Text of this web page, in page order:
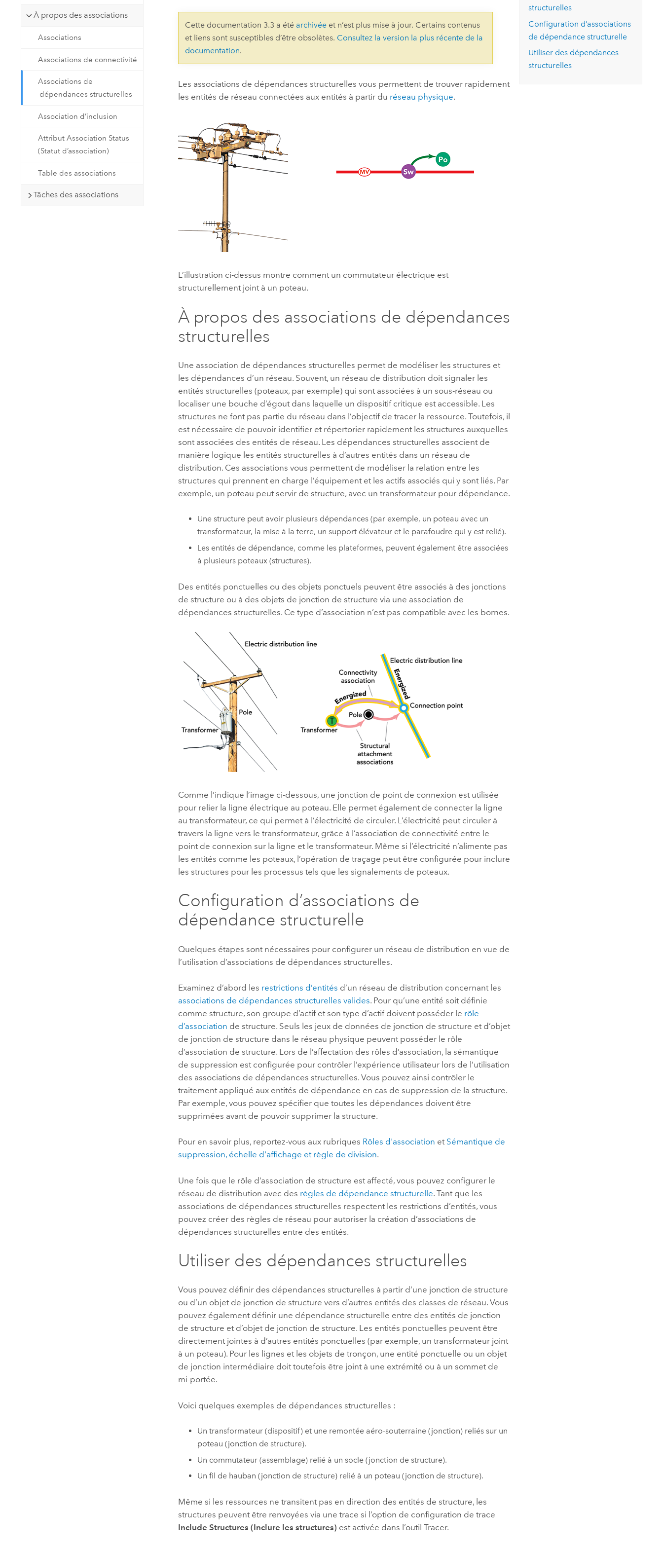
Technologie Developer
cartographie et d’analyse spatiale
Tous les produits
Découvrir ArcGIS Pro
Explorer ce cours
professionnels et
technologiques
perspectives et
tendances de
l’univers
Tous les récits
Lire le récit
À propos des associations
Associations
Associations de connectivité
Associations de
dépendances structurelles
Association d’inclusion
Attribut Association Status
(Statut d’association)
Table des associations
Tâches des associations
Cette documentation 3.3 a été archivée et n’est plus mise à jour. Certains contenus
et liens sont susceptibles d’être obsolètes. Consultez la version la plus récente de la
documentation.
Les associations de dépendances structurelles vous permettent de trouver rapidement
les entités de réseau connectées aux entités à partir du réseau physique.
L’illustration ci-dessus montre comment un commutateur électrique est
structurellement joint à un poteau.
À propos des associations de dépendances
structurelles
Une association de dépendances structurelles permet de modéliser les structures et
les dépendances d’un réseau. Souvent, un réseau de distribution doit signaler les
entités structurelles (poteaux, par exemple) qui sont associées à un sous-réseau ou
localiser une bouche d’égout dans laquelle un dispositif critique est accessible. Les
structures ne font pas partie du réseau dans l’objectif de tracer la ressource. Toutefois, il
est nécessaire de pouvoir identifier et répertorier rapidement les structures auxquelles
sont associées des entités de réseau. Les dépendances structurelles associent de
manière logique les entités structurelles à d’autres entités dans un réseau de
distribution. Ces associations vous permettent de modéliser la relation entre les
structures qui prennent en charge l’équipement et les actifs associés qui y sont liés. Par
exemple, un poteau peut servir de structure, avec un transformateur pour dépendance.
Une structure peut avoir plusieurs dépendances (par exemple, un poteau avec un
transformateur, la mise à la terre, un support élévateur et le parafoudre qui y est relié).
Les entités de dépendance, comme les plateformes, peuvent également être associées
à plusieurs poteaux (structures).
Des entités ponctuelles ou des objets ponctuels peuvent être associés à des jonctions
de structure ou à des objets de jonction de structure via une association de
dépendances structurelles. Ce type d’association n’est pas compatible avec les bornes.
Comme l’indique l’image ci-dessous, une jonction de point de connexion est utilisée
pour relier la ligne électrique au poteau. Elle permet également de connecter la ligne
au transformateur, ce qui permet à l’électricité de circuler. L’électricité peut circuler à
travers la ligne vers le transformateur, grâce à l’association de connectivité entre le
point de connexion sur la ligne et le transformateur. Même si l’électricité n’alimente pas
les entités comme les poteaux, l’opération de traçage peut être configurée pour inclure
les structures pour les processus tels que les signalements de poteaux.
Configuration d’associations de
dépendance structurelle
Quelques étapes sont nécessaires pour configurer un réseau de distribution en vue de
l’utilisation d’associations de dépendances structurelles.
Examinez d’abord les restrictions d’entités d’un réseau de distribution concernant les
associations de dépendances structurelles valides. Pour qu’une entité soit définie
comme structure, son groupe d’actif et son type d’actif doivent posséder le rôle
d’association de structure. Seuls les jeux de données de jonction de structure et d’objet
de jonction de structure dans le réseau physique peuvent posséder le rôle
d’association de structure. Lors de l’affectation des rôles d’association, la sémantique
de suppression est configurée pour contrôler l’expérience utilisateur lors de l’utilisation
des associations de dépendances structurelles. Vous pouvez ainsi contrôler le
traitement appliqué aux entités de dépendance en cas de suppression de la structure.
Par exemple, vous pouvez spécifier que toutes les dépendances doivent être
supprimées avant de pouvoir supprimer la structure.
Pour en savoir plus, reportez-vous aux rubriques Rôles d'association et Sémantique de
suppression, échelle d'affichage et règle de division.
Une fois que le rôle d’association de structure est affecté, vous pouvez configurer le
réseau de distribution avec des règles de dépendance structurelle. Tant que les
associations de dépendances structurelles respectent les restrictions d’entités, vous
pouvez créer des règles de réseau pour autoriser la création d’associations de
dépendances structurelles entre des entités.
Utiliser des dépendances structurelles
Vous pouvez définir des dépendances structurelles à partir d’une jonction de structure
ou d’un objet de jonction de structure vers d’autres entités des classes de réseau. Vous
pouvez également définir une dépendance structurelle entre des entités de jonction
de structure et d’objet de jonction de structure. Les entités ponctuelles peuvent être
directement jointes à d’autres entités ponctuelles (par exemple, un transformateur joint
à un poteau). Pour les lignes et les objets de tronçon, une entité ponctuelle ou un objet
de jonction intermédiaire doit toutefois être joint à une extrémité ou à un sommet de
mi-portée.
Voici quelques exemples de dépendances structurelles :
Un transformateur (dispositif) et une remontée aéro-souterraine (jonction) reliés sur un
poteau (jonction de structure).
Un commutateur (assemblage) relié à un socle (jonction de structure).
Un fil de hauban (jonction de structure) relié à un poteau (jonction de structure).
Même si les ressources ne transitent pas en direction des entités de structure, les
structures peuvent être renvoyées via une trace si l’option de configuration de trace
Include Structures (Inclure les structures) est activée dans l’outilTracer.
structurelles
Configuration d’associations
de dépendance structurelle
Utiliser des dépendances
structurelles